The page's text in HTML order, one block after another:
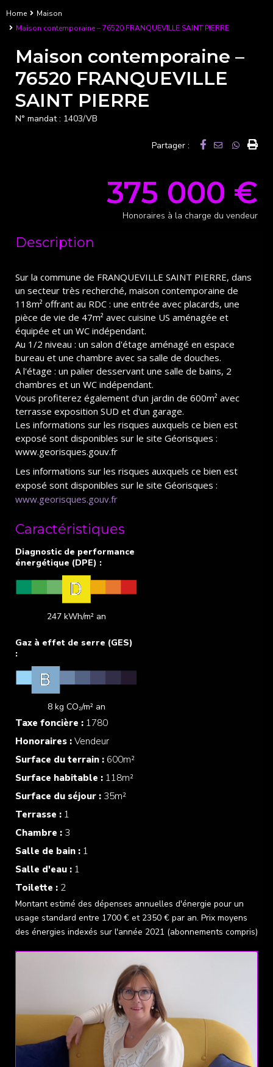
Home
Maison
Maison contemporaine – 76520 FRANQUEVILLE SAINT PIERRE
Maison contemporaine –
76520 FRANQUEVILLE
SAINT PIERRE
N° mandat : 1403/VB
Partager :
375 000 €
Honoraires à la charge du vendeur
Description
Sur la commune de FRANQUEVILLE SAINT PIERRE, dans
un secteur très recherché, maison contemporaine de
118m² offrant au RDC : une entrée avec placards, une
pièce de vie de 47m² avec cuisine US aménagée et
équipée et un WC indépendant.
Au 1/2 niveau : un salon d'étage aménagé en espace
bureau et une chambre avec sa salle de douches.
A l'étage : un palier desservant une salle de bains, 2
chambres et un WC indépendant.
Vous profiterez également d'un jardin de 600m² avec
terrasse exposition SUD et d'un garage.
Les informations sur les risques auxquels ce bien est
exposé sont disponibles sur le site Géorisques :
www.georisques.gouv.fr
Les informations sur les risques auxquels ce bien est
exposé sont disponibles sur le site Géorisques :
www.georisques.gouv.fr
Caractéristiques
247 kWh/m² an
8 kg CO₂/m² an
Taxe foncière : 1780
Honoraires :Vendeur
Surface du terrain : 600m²
Surface habitable : 118m²
Surface du séjour : 35m²
Terrasse : 1
Chambre : 3
Salle de bain : 1
Salle d'eau : 1
Toilette : 2
Montant estimé des dépenses annuelles d'énergie pour un
usage standard entre 1700 € et 2350 € par an. Prix moyens
des énergies indexés sur l'année 2021 (abonnements compris)